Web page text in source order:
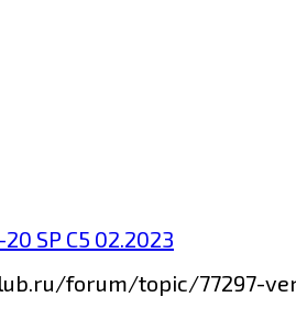
SP C5 02.2023
forum/topic/77297-